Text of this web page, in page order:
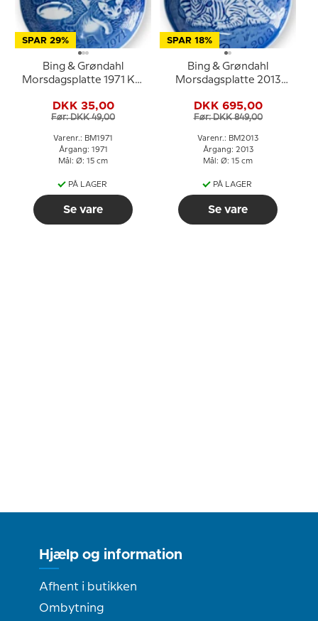
SPAR 29%
Bing & Grøndahl
Morsdagsplatte 1971 Kat
DKK 35,00
Før: DKK 49,00
Varenr.: BM1971
Årgang: 1971
Mål: Ø: 15 cm
PÅ LAGER
Se vare
SPAR 18%
Bing & Grøndahl
Morsdagsplatte 2013
DKK 695,00
Før: DKK 849,00
Varenr.: BM2013
Årgang: 2013
Mål: Ø: 15 cm
PÅ LAGER
Se vare
Hjælp og information
Afhent i butikken
Ombytning